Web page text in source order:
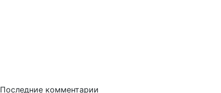
Последние комментарии